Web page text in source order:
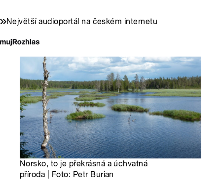
Největší audioportál na českém internetu
Norsko, to je překrásná a úchvatná
příroda | Foto: Petr Burian